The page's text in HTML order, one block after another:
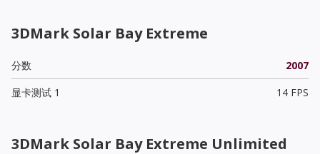
3DMark Solar Bay Extreme
分数
2007
显卡测试 1
14 FPS
3DMark Solar Bay Extreme Unlimited